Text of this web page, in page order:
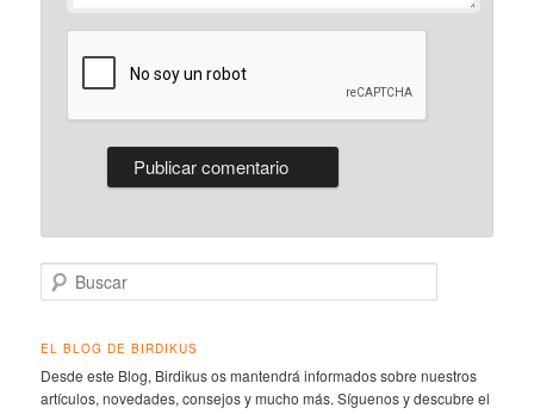
Buscar
EL BLOG DE BIRDIKUS
Desde este Blog, Birdikus os mantendrá informados sobre nuestros
artículos, novedades, consejos y mucho más. Síguenos y descubre el